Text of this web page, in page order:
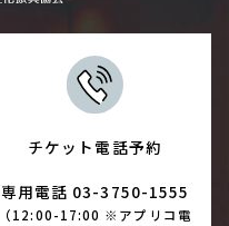
チケット電話予約
専用電話 03-3750-1555
（12:00-17:00 ※アプリコ電